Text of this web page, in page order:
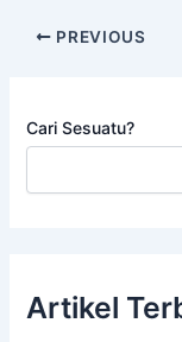
PREVIOUS
Cari Sesuatu?
Artikel